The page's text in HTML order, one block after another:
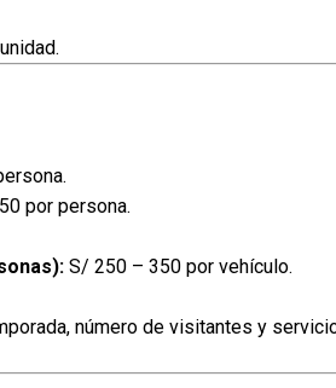
por persona.
S/ 250 – 350 por vehículo.
número de visitantes y